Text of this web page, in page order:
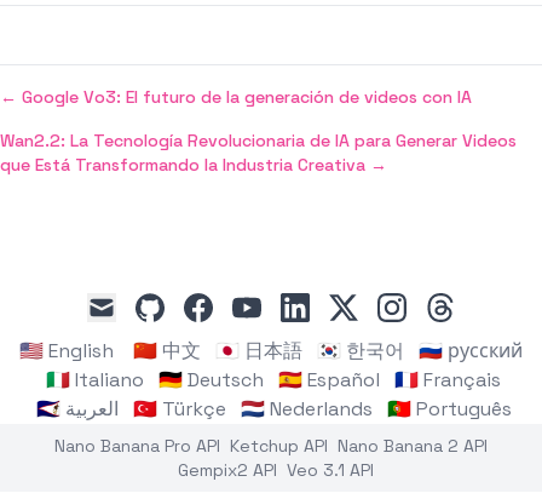
← Google Vo3: El futuro de la generación de videos con IA
Wan2.2: La Tecnología Revolucionaria de IA para Generar Videos
que Está Transformando la Industria Creativa →
mail
githubfacebookyoutubelinkedin
x instagramthreads
🇺🇸 English 🇨🇳 中文 🇯🇵 日本語 🇰🇷 한국어
🇷🇺 русский
🇮🇹 Italiano
🇩🇪 Deutsch 🇪🇸 Español
🇫🇷 Français
🇸🇦 العربية
🇹🇷 Türkçe 🇳🇱 Nederlands 🇵🇹 Português
Nano Banana Pro API Ketchup API Nano Banana 2 API
Gempix2 API Veo 3.1 API